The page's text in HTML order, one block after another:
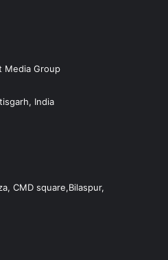
Media Group
India
CMD square,Bilaspur,